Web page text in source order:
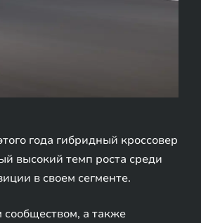
года гибридный кроссовер
высокий темп роста среди
в своем сегменте.
а также